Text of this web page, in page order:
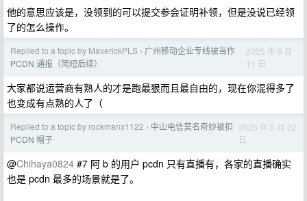
他的意思应该是，没领到的可以提交参会证明补领，但是没说已经领
了的怎么操作。
Replied to a topic by MaverickPLS › 广州移动企业专线被当作
PCDN 通报（简短后续）
2025 年 6 月
11 日
大家都说运营商有熟人的才是跑最狠而且最自由的，现在你混得多了
也变成有点熟的人了（
Replied to a topic by rockmanx1122 › 中山电信莫名奇妙被扣
PCDN 帽子
2025 年 5 月 22
日
@Chihaya0824 #7 阿 b 的用户 pcdn 只有直播有，各家的直播确实
也是 pcdn 最多的场景就是了。